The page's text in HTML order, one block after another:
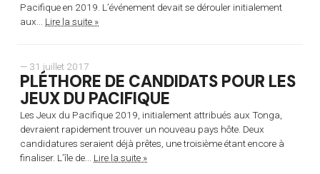
Pacifique en 2019. L’événement devait se dérouler initialement
aux... Lire la suite »
— 31 juillet 2017
PLÉTHORE DE CANDIDATS POUR LES
JEUX DU PACIFIQUE
Les Jeux du Pacifique 2019, initialement attribués aux Tonga,
devraient rapidement trouver un nouveau pays hôte. Deux
candidatures seraient déjà prêtes, une troisième étant encore à
finaliser. L’île de... Lire la suite »